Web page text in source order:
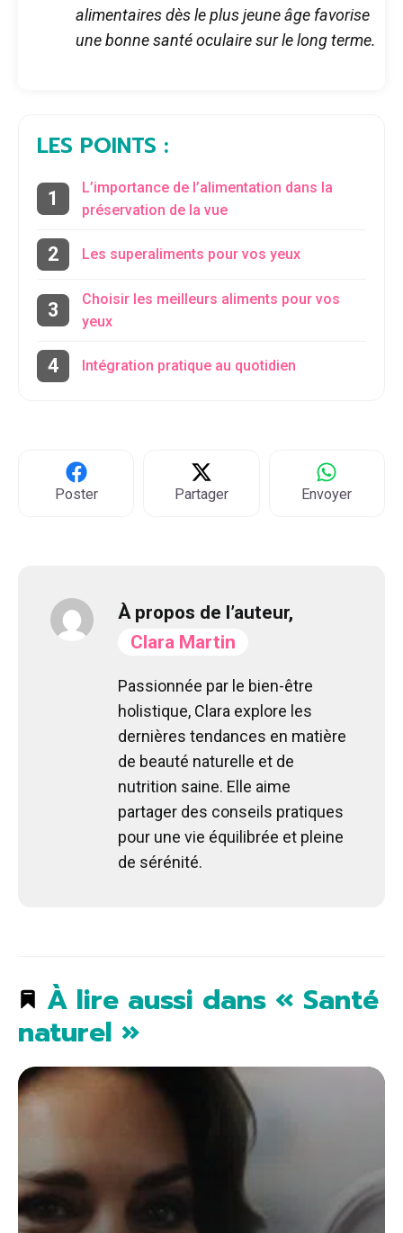
alimentaires dès le plus jeune âge favorise
une bonne santé oculaire sur le long terme.
LES POINTS :
L’importance de l’alimentation dans la
préservation de la vue
Les superaliments pour vos yeux
Choisir les meilleurs aliments pour vos
yeux
Intégration pratique au quotidien
Poster Partager Envoyer
À propos de l’auteur,
Clara Martin
Passionnée par le bien-être
holistique, Clara explore les
dernières tendances en matière
de beauté naturelle et de
nutrition saine. Elle aime
partager des conseils pratiques
pour une vie équilibrée et pleine
de sérénité.
À lire aussi dans « Santé
naturel »